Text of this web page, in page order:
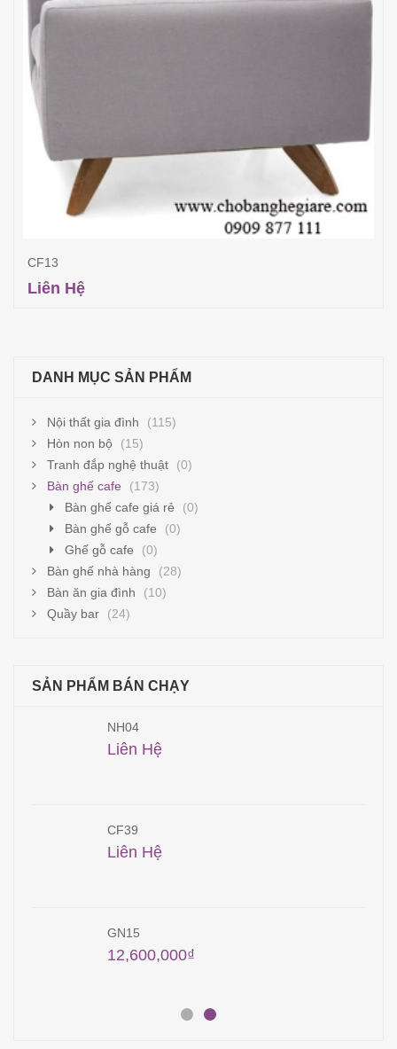
CF13
Liên Hệ
DANH MỤC SẢN PHẨM
Nội thất gia đình
(115)
Hòn non bộ
(15)
Tranh đắp nghệ thuật
(0)
Bàn ghế cafe
(173)
Bàn ghế cafe giá rẻ
(0)
Bàn ghế gỗ cafe
(0)
Ghế gỗ cafe
(0)
Bàn ghế nhà hàng
(28)
Bàn ăn gia đình
(10)
Quầy bar
(24)
SẢN PHẨM BÁN CHẠY
NH04
Liên Hệ
CF39
Liên Hệ
GN15
12,600,000₫